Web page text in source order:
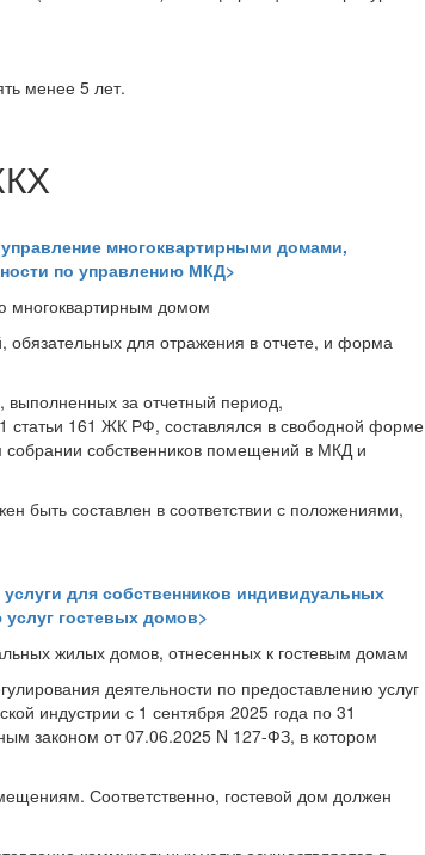
менее 5 лет.
многоквартирными домами,
по управлению МКД>
многоквартирным домом
обязательных для отражения в отчете, и форма
за отчетный период,
статьи 161 ЖК РФ, составлялся в свободной форме
собрании собственников помещений в МКД и
быть составлен в соответствии с положениями,
для собственников индивидуальных
гостевых домов>
жилых домов, отнесенных к гостевым домам
деятельности по предоставлению услуг
индустрии с 1 сентября 2025 года по 31
законом от 07.06.2025 N 127-ФЗ, в котором
Соответственно, гостевой дом должен